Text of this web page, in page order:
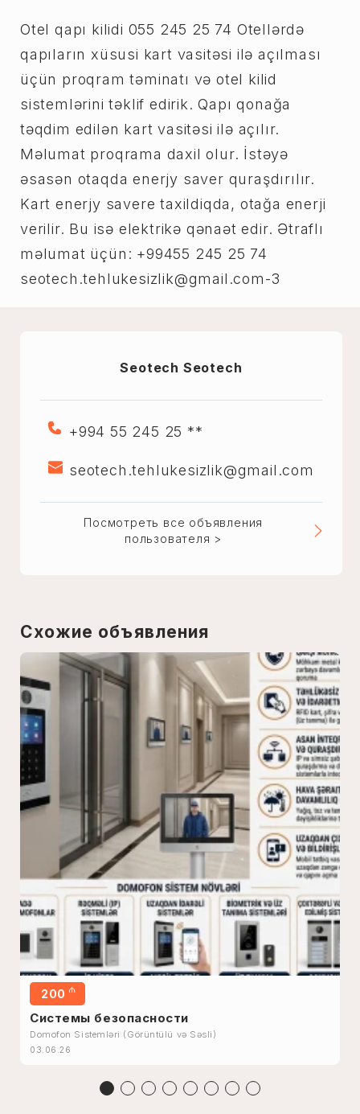
Otel qapı kilidi 055 245 25 74 Otellərdə
qapıların xüsusi kart vasitəsi ilə açılması
üçün proqram təminatı və otel kilid
sistemlərini təklif edirik. Qapı qonağa
təqdim edilən kart vasitəsi ilə açılır.
Məlumat proqrama daxil olur. İstəyə
əsasən otaqda enerjy saver quraşdırılır.
Kart enerjy savere taxildiqda, otağa enerji
verilir. Bu isə elektrikə qənaət edir. Ətraflı
məlumat üçün: +99455 245 25 74
seotech.tehlukesizlik@gmail.com-3
Seotech Seotech
+994 55 245 25 **
seotech.tehlukesizlik@gmail.com
Посмотреть все объявления
пользователя >
Схожие объявления
200 ₼
Системы безопасности
Domofon Sistemləri (Görüntülü və Səsli)
03.06.26